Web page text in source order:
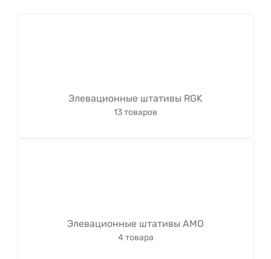
Элевационные штативы RGK
13 товаров
Элевационные штативы AMO
4 товара